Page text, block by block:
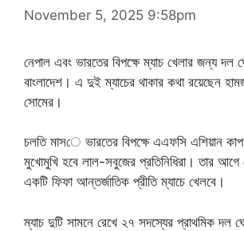
November 5, 2025 9:58pm
নেপাল এবং ভারতের বিপক্ষে ম্যাচ খেলার জন্য দল
বাংলাদেশ। এ দুই ম্যাচের থাকার কথা রয়েছেন
সোমের।
চলতি মাসে ভারতের বিপক্ষে এএফসি এশিয়ান কাপ
মুখোমুখি হবে লাল-সবুজের প্রতিনিধিরা। তার আগে
একটি ফিফা আন্তর্জাতিক প্রীতি ম্যাচে খেলবে।
ম্যাচ দুটি সামনে রেখে ২৭ সদস্যের প্রাথমিক দল